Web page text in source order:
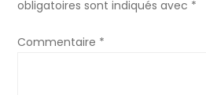
t
obligatoires sont indiqués avec *
Commentaire *